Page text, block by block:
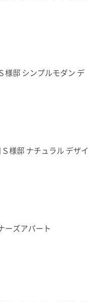
様邸 シンプルモダン デ
様邸 ナチュラル デザイ
ーズアパート